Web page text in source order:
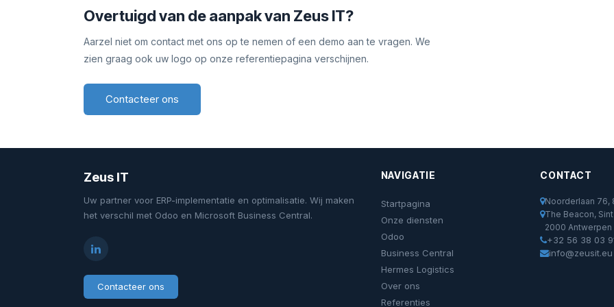
Overtuigd van de aanpak van Zeus IT?
Aarzel niet om contact met ons op te nemen of een demo aan te vragen. We
zien graag ook uw logo op onze referentiepagina verschijnen.
Contacteer ons
Zeus IT
Uw partner voor ERP-implementatie en optimalisatie. Wij maken
het verschil met Odoo en Microsoft Business Central.
Contacteer ons
NAVIGATIE
Startpagina
Onze diensten
Odoo
Business Central
Hermes Logistics
Over ons
Referenties
CONTACT
Noorderlaan 76,
The Beacon,
2000 Antwerpen
+32 56 38 03
info@zeusit.eu